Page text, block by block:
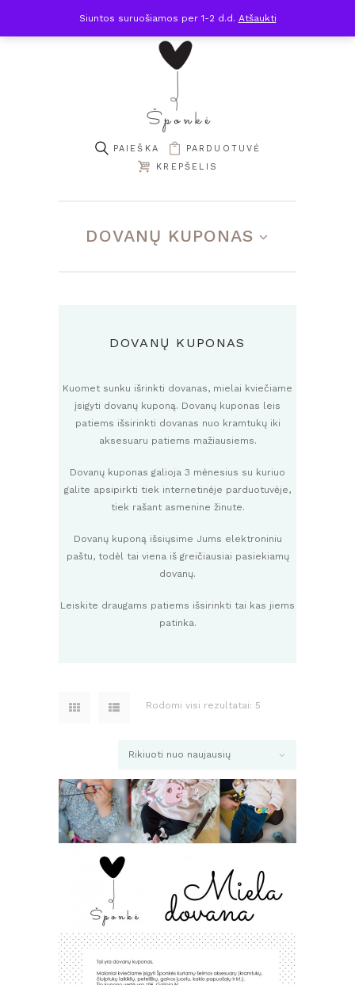
PARDUOTUVĖ
KREPŠELIS
DOVANŲ KUPONAS
DOVANŲ KUPONAS
Kuomet sunku išrinkti dovanas, mielai kviečiame
įsigyti dovanų kuponą. Dovanų kuponas leis
patiems išsirinkti dovanas nuo kramtukų iki
aksesuaru patiems mažiausiems.
Dovanų kuponas galioja 3 mėnesius su kuriuo
galite apsipirkti tiek internetinėje parduotuvėje,
tiek rašant asmenine žinute.
Dovanų kuponą išsiųsime Jums elektroniniu
paštu, todėl tai viena iš greičiausiai pasiekiamų
dovanų.
Leiskite draugams patiems išsirinkti tai kas jiems
patinka.
Rodomi visi rezultatai: 5
Siuntos suruošiamos per 1-2 d.d. Atšaukti